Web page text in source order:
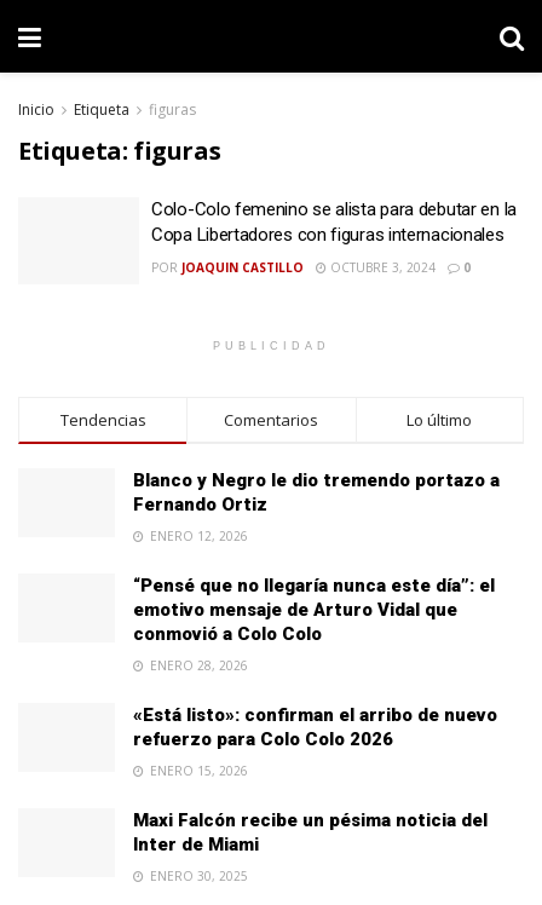
Inicio Etiqueta figuras
Etiqueta: figuras
Colo-Colo femenino se alista para debutar en la
Copa Libertadores con figuras internacionales
POR JOAQUIN CASTILLO OCTUBRE 3, 2024 0
PUBLICIDAD
Tendencias Comentarios Lo último
Blanco y Negro le dio tremendo portazo a
Fernando Ortiz
ENERO 12, 2026
“Pensé que no llegaría nunca este día”: el
emotivo mensaje de Arturo Vidal que
conmovió a Colo Colo
ENERO 28, 2026
«Está listo»: confirman el arribo de nuevo
refuerzo para Colo Colo 2026
ENERO 15, 2026
Maxi Falcón recibe un pésima noticia del
Inter de Miami
ENERO 30, 2025